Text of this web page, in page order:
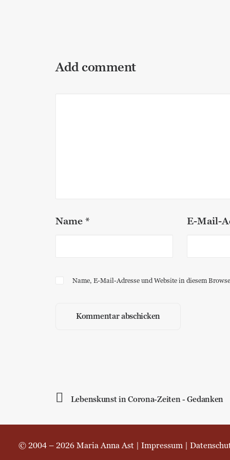
Add comment
Name * E-Mail-
Name, E-Mail-Adresse und Website in diesem
Lebenskunst in Corona-Zeiten - Gedanken
© 2004 – 2026 Maria Anna Ast | Impressum